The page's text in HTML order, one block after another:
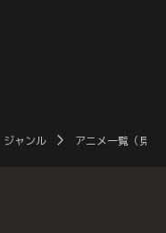
ジャンル アニメ一覧（見放